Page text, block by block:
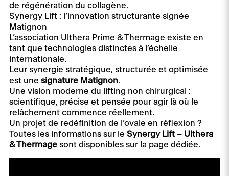
de régénération du collagène.
Synergy Lift : l’innovation structurante signée
Matignon
L’association Ulthera Prime & Thermage existe en
tant que technologies distinctes à l’échelle
internationale.
Leur synergie stratégique, structurée et optimisée
est une signature Matignon.
Une vision moderne du lifting non chirurgical :
scientifique, précise et pensée pour agir là où le
relâchement commence réellement.
Un projet de redéfinition de l’ovale en réflexion ?
Toutes les informations sur le Synergy Lift – Ulthera
& Thermagesont disponibles sur la page dédiée.